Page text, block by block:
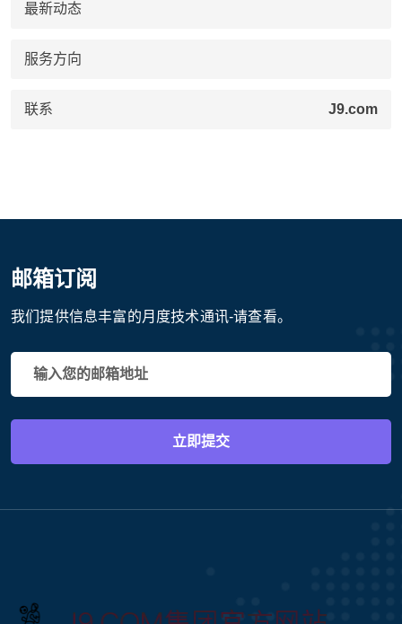
最新动态
服务方向
联系 J9.com
邮箱订阅
我们提供信息丰富的月度技术通讯-请查看。
立即提交